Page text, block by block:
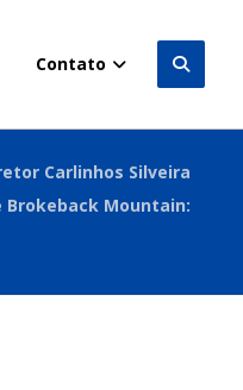
Contato
Carlinhos Silveira
Mountain: